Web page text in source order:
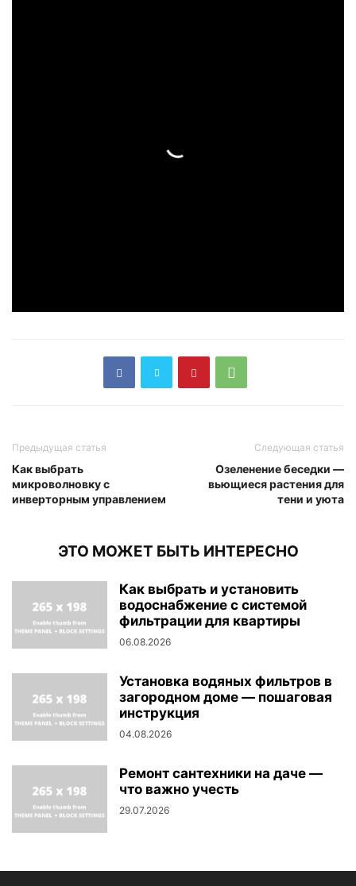
Предыдущая статья
Как выбрать
микроволновку с
инверторным управлением
Следующая статья
Озеленение беседки —
вьющиеся растения для
тени и уюта
ЭТО МОЖЕТ БЫТЬ ИНТЕРЕСНО
Как выбрать и установить
водоснабжение с системой
фильтрации для квартиры
06.08.2026
Установка водяных фильтров в
загородном доме — пошаговая
инструкция
04.08.2026
Ремонт сантехники на даче —
что важно учесть
29.07.2026